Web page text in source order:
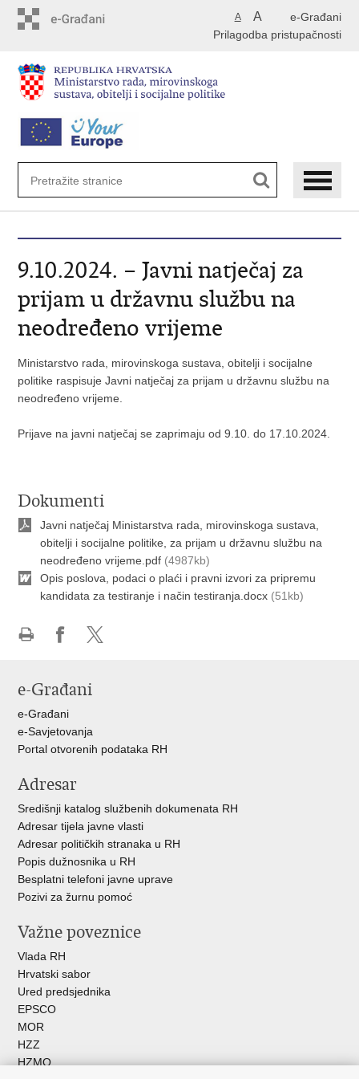
e-Građani
A A
Prilagodba pristupačnosti
9.10.2024. – Javni natječaj za
prijam u državnu službu na
neodređeno vrijeme
Ministarstvo rada, mirovinskoga sustava, obitelji i socijalne
politike raspisuje Javni natječaj za prijam u državnu službu na
neodređeno vrijeme.
Prijave na javni natječaj se zaprimaju od 9.10. do 17.10.2024.
Dokumenti
Javni natječaj Ministarstva rada, mirovinskoga sustava,
obitelji i socijalne politike, za prijam u državnu službu na
neodređeno vrijeme.pdf (4987kb)
Opis poslova, podaci o plaći i pravni izvori za pripremu
kandidata za testiranje i način testiranja.docx (51kb)
Facebooku
X-
e-Građani
e-Građani
e-Savjetovanja
Portal otvorenih podataka RH
Adresar
Središnji katalog službenih dokumenata RH
Adresar tijela javne vlasti
Adresar političkih stranaka u RH
Popis dužnosnika u RH
Besplatni telefoni javne uprave
Pozivi za žurnu pomoć
Važne poveznice
Vlada RH
Hrvatski sabor
Ured predsjednika
EPSCO
MOR
HZZ
HZMO